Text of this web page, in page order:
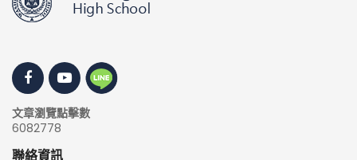
文章瀏覽點擊數
6082778
聯絡資訊